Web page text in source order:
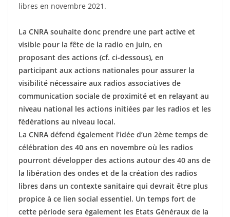
libres en novembre 2021.
La CNRA souhaite donc prendre une part active et
visible pour la fête de la radio en juin, en
proposant des actions (cf. ci-dessous), en
participant aux actions nationales pour assurer la
visibilité nécessaire aux radios associatives de
communication sociale de proximité et en relayant au
niveau national les actions initiées par les radios et les
fédérations au niveau local.
La CNRA défend également l’idée d’un 2ème temps de
célébration des 40 ans en novembre où les radios
pourront développer des actions autour des 40 ans de
la libération des ondes et de la création des radios
libres dans un contexte sanitaire qui devrait être plus
propice à ce lien social essentiel. Un temps fort de
cette période sera également les Etats Généraux de la